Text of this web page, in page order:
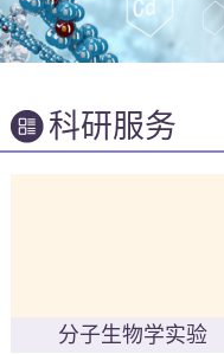
科研服务
分子生物学实验